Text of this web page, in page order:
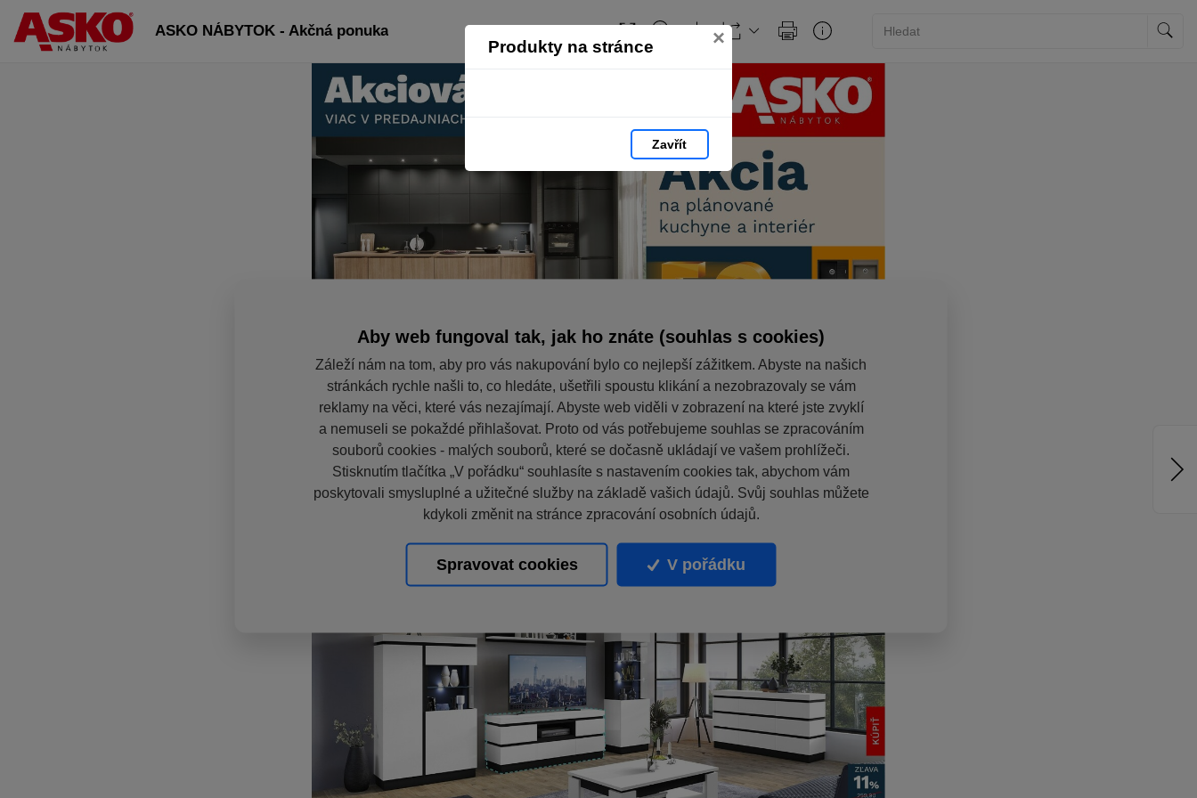
Produkty na stránce ×
Zavřít
ASKO NÁBYTOK - Akčná ponuka
Aby web fungoval tak, jak ho znáte (souhlas s cookies)
Záleží nám na tom, aby pro vás nakupování bylo co nejlepší zážitkem. Abyste na našich
stránkách rychle našli to, co hledáte, ušetřili spoustu klikání a nezobrazovaly se vám
reklamy na věci, které vás nezajímají. Abyste web viděli v zobrazení na které jste zvyklí
a nemuseli se pokaždé přihlašovat. Proto od vás potřebujeme souhlas se zpracováním
souborů cookies - malých souborů, které se dočasně ukládají ve vašem prohlížeči.
Stisknutím tlačítka „V pořádku“ souhlasíte s nastavením cookies tak, abychom vám
poskytovali smysluplné a užitečné služby na základě vašich údajů. Svůj souhlas můžete
kdykoli změnit na stránce zpracování osobních údajů.
Spravovat cookies V pořádku